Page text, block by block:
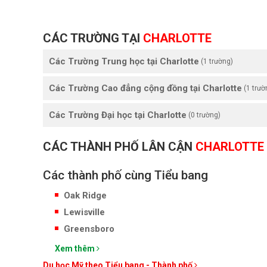
CÁC TRƯỜNG TẠI CHARLOTTE
Các Trường Trung học tại Charlotte (1 trường)
Các Trường Cao đẳng cộng đồng tại Charlotte (1
Các Trường Đại học tại Charlotte (0 trường)
CÁC THÀNH PHỐ LÂN CẬN CHARLOTTE
Các thành phố cùng Tiểu bang
Oak Ridge
Lewisville
Greensboro
Xem thêm